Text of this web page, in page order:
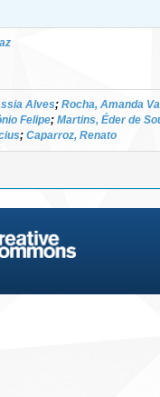
Alves; Rocha, Amanda
Felipe; Martins, Éder de
; Caparroz, Renato